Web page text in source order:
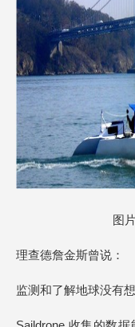
图
理查德詹金斯曾说：
监测和了解地球没有